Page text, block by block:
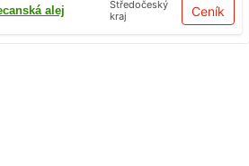
alej
Středočeský
kraj
Ceník